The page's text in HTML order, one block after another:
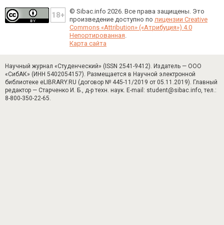
© Sibac.info 2026. Все права защищены. Это
произведение доступно по лицензии Creative
Commons «Attribution» («Атрибуция») 4.0
Непортированная.
Карта сайта
Научный журнал «Студенческий» (ISSN 2541-9412). Издатель — ООО
«СибАК» (ИНН 5402054157). Размещается в Научной электронной
библиотеке eLIBRARY.RU (договор № 445-11/2019 от 05.11.2019). Главный
редактор — Старченко И. Б., д-р техн. наук. E-mail: student@sibac.info, тел.:
8-800-350-22-65.